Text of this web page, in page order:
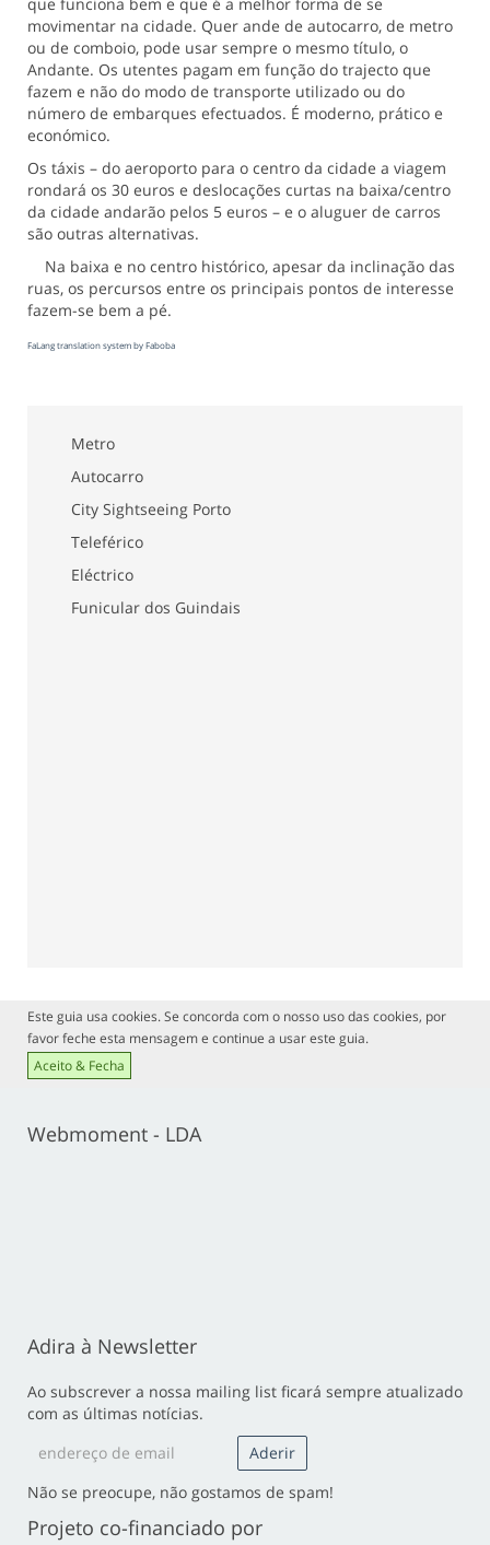
movimentar na cidade. Quer ande de autocarro, de metro
ou de comboio, pode usar sempre o mesmo título, o
Andante. Os utentes pagam em função do trajecto que
fazem e não do modo de transporte utilizado ou do
número de embarques efectuados. É moderno, prático e
económico.
Os táxis – do aeroporto para o centro da cidade a viagem
rondará os 30 euros e deslocações curtas na baixa/centro
da cidade andarão pelos 5 euros – e o aluguer de carros
são outras alternativas.
Na baixa e no centro histórico, apesar da inclinação das
ruas, os percursos entre os principais pontos de interesse
fazem-se bem a pé.
FaLang translation system by Faboba
Metro
Autocarro
City Sightseeing Porto
Teleférico
Eléctrico
Funicular dos Guindais
Este guia usa cookies. Se concorda com o nosso uso das cookies, por
favor feche esta mensagem e continue a usar este guia.
Aceito & Fecha
Webmoment - LDA
Adira à Newsletter
Ao subscrever a nossa mailing list ficará sempre atualizado
com as últimas notícias.
Não se preocupe, não gostamos de spam!
Projeto co-financiado por